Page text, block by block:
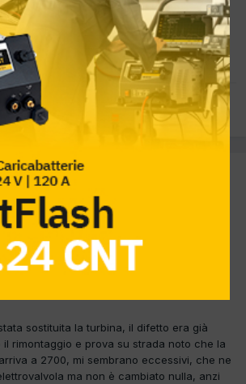
04/2007 1500cc k9k 78Kw
ai bassi giri
2017
questa nissan che tra i 1600 e 1800 giri
come se cede e poi riprende, lo
errore sulle candelette (che ancora non è
sostituita la turbina, il difetto era già
rimontaggio e prova su strada noto che la
a 2700, mi sembrano eccessivi, che ne
ma non è cambiato nulla, anzi